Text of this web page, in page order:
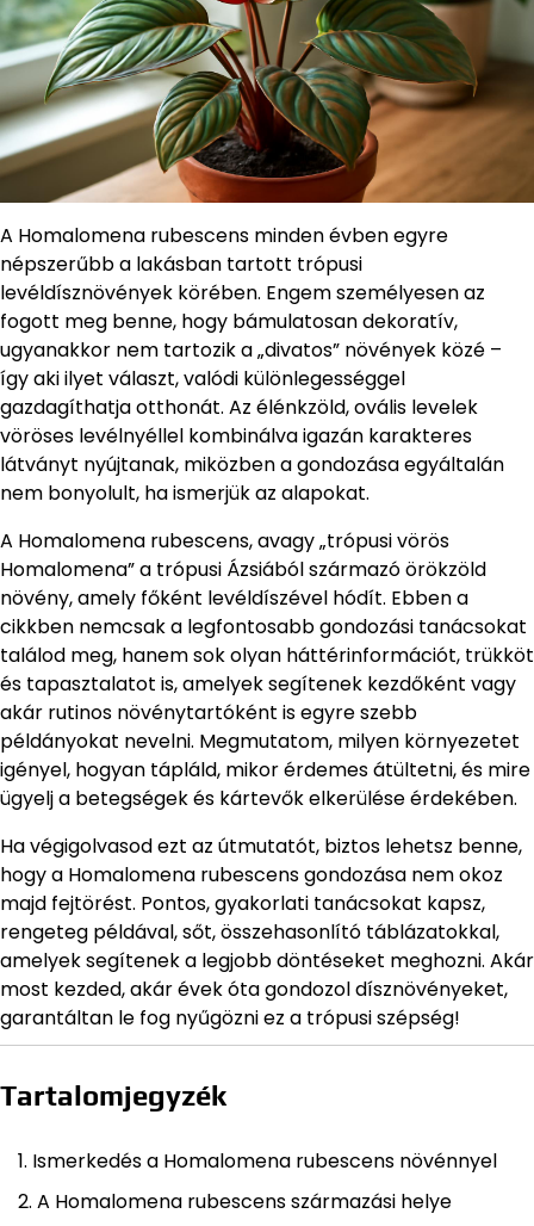
A Homalomena rubescens minden évben egyre
népszerűbb a lakásban tartott trópusi
levéldísznövények körében. Engem személyesen az
fogott meg benne, hogy bámulatosan dekoratív,
ugyanakkor nem tartozik a „divatos” növények közé –
így aki ilyet választ, valódi különlegességgel
gazdagíthatja otthonát. Az élénkzöld, ovális levelek
vöröses levélnyéllel kombinálva igazán karakteres
látványt nyújtanak, miközben a gondozása egyáltalán
nem bonyolult, ha ismerjük az alapokat.
A Homalomena rubescens, avagy „trópusi vörös
Homalomena” a trópusi Ázsiából származó örökzöld
növény, amely főként levéldíszével hódít. Ebben a
cikkben nemcsak a legfontosabb gondozási tanácsokat
találod meg, hanem sok olyan háttérinformációt, trükköt
és tapasztalatot is, amelyek segítenek kezdőként vagy
akár rutinos növénytartóként is egyre szebb
példányokat nevelni. Megmutatom, milyen környezetet
igényel, hogyan tápláld, mikor érdemes átültetni, és mire
ügyelj a betegségek és kártevők elkerülése érdekében.
Ha végigolvasod ezt az útmutatót, biztos lehetsz benne,
hogy a Homalomena rubescens gondozása nem okoz
majd fejtörést. Pontos, gyakorlati tanácsokat kapsz,
rengeteg példával, sőt, összehasonlító táblázatokkal,
amelyek segítenek a legjobb döntéseket meghozni. Akár
most kezded, akár évek óta gondozol dísznövényeket,
garantáltan le fog nyűgözni ez a trópusi szépség!
Tartalomjegyzék
Ismerkedés a Homalomena rubescens növénnyel
A Homalomena rubescens származási helye